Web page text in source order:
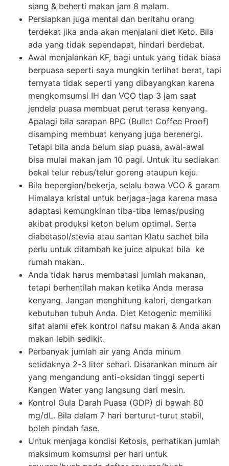
siang & beherti makan jam 8 malam.
Persiapkan juga mental dan beritahu orang
terdekat jika anda akan menjalani diet Keto. Bila
ada yang tidak sependapat, hindari berdebat.
Awal menjalankan KF, bagi untuk yang tidak biasa
berpuasa seperti saya mungkin terlihat berat, tapi
ternyata tidak seperti yang dibayangkan karena
mengkomsumsi IH dan VCO tiap 3 jam saat
jendela puasa membuat perut terasa kenyang.
Apalagi bila sarapan BPC (Bullet Coffee Proof)
disamping membuat kenyang juga berenergi.
Tetapi bila anda belum siap puasa, awal-awal
bisa mulai makan jam 10 pagi. Untuk itu sediakan
bekal telur rebus/telur goreng ataupun keju.
Bila bepergian/bekerja, selalu bawa VCO & garam
Himalaya kristal untuk berjaga-jaga karena masa
adaptasi kemungkinan tiba-tiba lemas/pusing
akibat produksi keton belum optimal. Serta
diabetasol/stevia atau santan Klatu sachet bila
perlu untuk ditambah ke juice alpukat bila ke
rumah makan..
Anda tidak harus membatasi jumlah makanan,
tetapi berhentilah makan ketika Anda merasa
kenyang. Jangan menghitung kalori, dengarkan
kebutuhan tubuh Anda. Diet Ketogenic memiliki
sifat alami efek kontrol nafsu makan & Anda akan
makan lebih sedikit.
Perbanyak jumlah air yang Anda minum
setidaknya 2-3 liter sehari. Disarankan minum air
yang mengandung anti-oksidan tinggi seperti
Kangen Water yang langsung dari mesin.
Kontrol Gula Darah Puasa (GDP) di bawah 80
mg/dL. Bila dalam 7 hari berturut-turut stabil,
boleh pindah fase.
Untuk menjaga kondisi Ketosis, perhatikan jumlah
maksimum komsumsi per hari untuk